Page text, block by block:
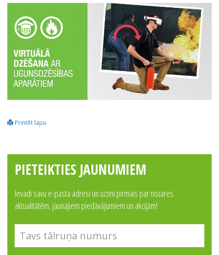
Printēt lapu
PIETEIKTIES JAUNUMIEM
Ievadi savu e-pasta adresi un uzzini pirmais par nozares
aktualitātēm, jaunajiem piedāvājumiem un akcijām!